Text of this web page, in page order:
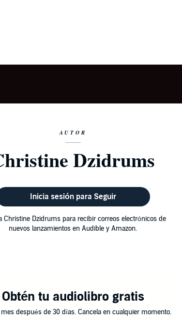
AUTOR
Dzidrums
Inicia sesión para Seguir
Christine Dzidrums para recibir correos electrónicos de
nuevos lanzamientos en Audible y Amazon.
Obtén tu audiolibro gratis
después de 30 días. Cancela en cualquier momento.